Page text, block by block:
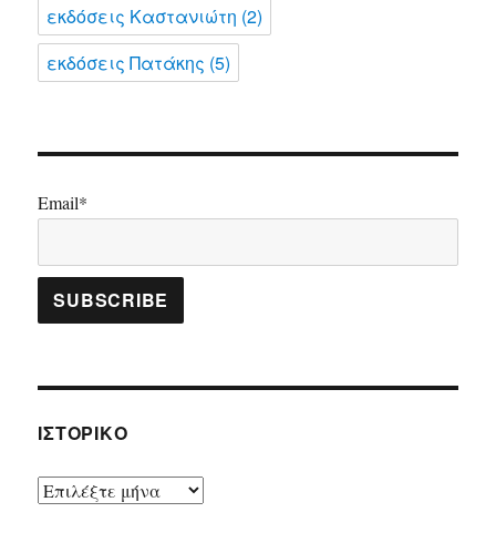
εκδόσεις Καστανιώτη (2)
εκδόσεις Πατάκης (5)
Email*
ΙΣΤΟΡΙΚΌ
Ιστορικό